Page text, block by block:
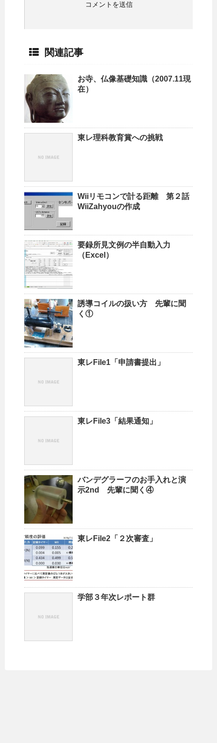
関連記事
お寺、仏像基礎知識（2007.11現
在）
東レ理科教育賞への挑戦
Wiiリモコンで計る距離 第２話
WiiZahyouの作成
要録所見文例の半自動入力
（Excel）
誘導コイルの扱い方 先輩に聞
く①
東レFile1「申請書提出」
東レFile3「結果通知」
バンデグラーフのお手入れと演
示2nd 先輩に聞く④
東レFile2「２次審査」
学部３年次レポート群